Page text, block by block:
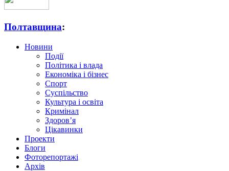
Полтавщина:
Новини
Події
Політика і влада
Економіка і бізнес
Спорт
Суспільство
Культура і освіта
Кримінал
Здоров’я
Цікавинки
Проекти
Блоги
Фоторепортажі
Архів